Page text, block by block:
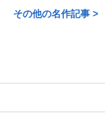
その他の名作記事 >